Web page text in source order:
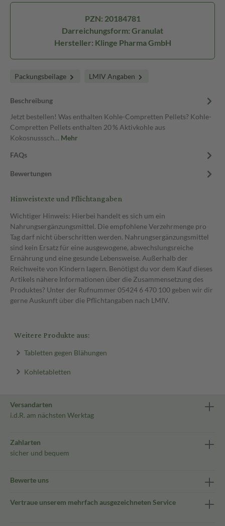
PZN: 20184781
Darreichungsform: Granulat
Hersteller: Klinge Pharma GmbH
Packungsbeilage LMIV Angaben
Beschreibung
Jetzt bestellen! Was enthalten Kohle-Compretten Pellets? Kohle-
Compretten Pellets enthalten 20 % Aktivkohle aus
Kokosnusssch… Mehr
FAQs
Bewertungen
Hinweistexte und Pflichtangaben
Wichtiger Hinweis: Hierbei handelt es sich um ein
Nahrungsergänzungsmittel. Die empfohlene Verzehrmenge pro
Tag darf nicht überschritten werden. Nahrungsergänzungsmittel
sind kein Ersatz für eine ausgewogene, abwechslungsreiche
Ernährung und eine gesunde Lebensweise. Außerhalb der
Reichweite von Kindern lagern. Benötigst du vor dem Kauf dieses
Artikels nähere Informationen über die Zusammensetzung des
Produktes? Unter der Rufnummer 05424 6 470 100 geben wir dir
gerne Auskunft über die Pflichtangaben nach LMIV.
Weitere Produkte aus:
Tabletten gegen Blähungen
Kohletabletten
Versandarten
i.d.R. am nächsten Werktag
Zahlarten
sicher und bequem
Bewerte uns
Vertraue unserem mehrfach ausgezeichneten Service